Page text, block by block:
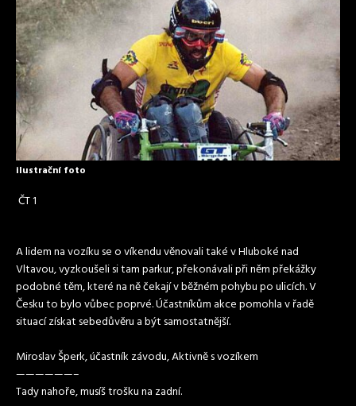
ilustrační foto
ČT 1
A lidem na vozíku se o víkendu věnovali také v Hluboké nad
Vltavou, vyzkoušeli si tam parkur, překonávali při něm překážky
podobné těm, které na ně čekají v běžném pohybu po ulicích. V
Česku to bylo vůbec poprvé. Účastníkům akce pomohla v řadě
situací získat sebedůvěru a být samostatnější.
Miroslav Šperk, účastník závodu, Aktivně s vozíkem
——————–
Tady nahoře, musíš trošku na zadní.